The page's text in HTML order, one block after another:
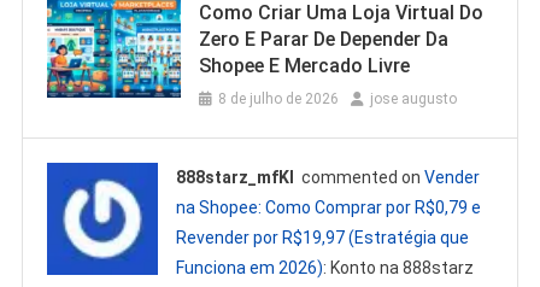
Como Criar Uma Loja Virtual Do
Zero E Parar De Depender Da
Shopee E Mercado Livre
8 de julho de 2026 jose augusto
888starz_mfKl commented onVender
na Shopee: Como Comprar por R$0,79 e
Revender por R$19,97 (Estratégia que
Funciona em 2026): Konto na 888starz